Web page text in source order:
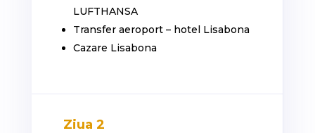
LUFTHANSA
Transfer aeroport – hotel Lisabona
Cazare Lisabona
Ziua 2